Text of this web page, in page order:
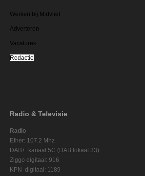
Werken bij Midvliet
Adverteren
Vacatures
Redactie
Radio & Televisie
Radio
Ether: 107.2 Mhz
DAB+: kanaal 5C (DAB lokaal 33)
Ziggo digitaal: 916
KPN digitaal: 1189